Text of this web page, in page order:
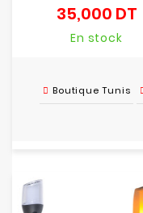
35,000 DT
En stock
Boutique Tunis